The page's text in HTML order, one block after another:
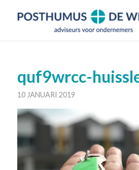
quf9wrcc-
10 JANUARI 2019